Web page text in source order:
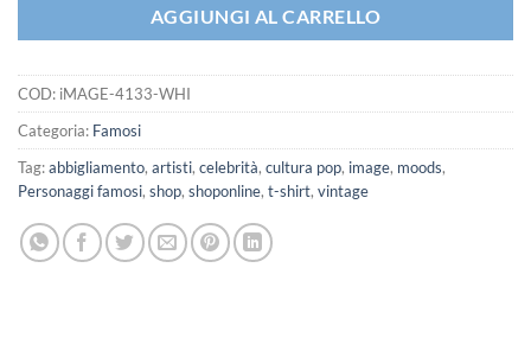
AGGIUNGI AL CARRELLO
COD: iMAGE-4133-WHI
Categoria: Famosi
Tag:abbigliamento, artisti, celebrità, cultura pop, image, moods,
Personaggi famosi, shop, shoponline, t-shirt, vintage